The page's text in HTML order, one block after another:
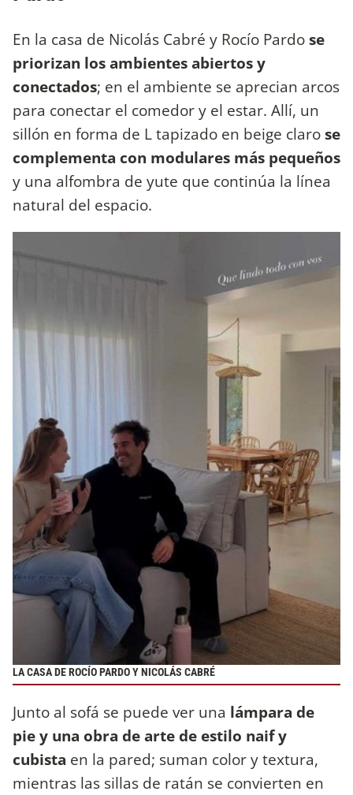
En la casa de Nicolás Cabré y Rocío Pardose
priorizan los ambientes abiertos y
conectados; en el ambiente se aprecian arcos
para conectar el comedor y el estar. Allí, un
sillón en forma de L tapizado en beige clarose
complementa con modulares más pequeños
y una alfombra de yute que continúa la línea
natural del espacio.
LA CASA DE ROCÍO PARDO Y NICOLÁS CABRÉ
Junto al sofá se puede ver una lámpara de
pie y una obra de arte de estilo naif y
cubista en la pared; suman color y textura,
mientras las sillas de ratán se convierten en